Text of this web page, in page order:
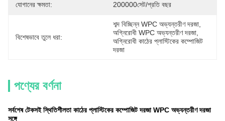
যোগানের ক্ষমতা: 200000সেট/প্রতি বছর
বিশেষভাবে তুলে ধরা:
শব্দ বিচ্ছিন্ন WPC অভ্যন্তরীণ দরজা
অগ্নিরোধী WPC অভ্যন্তরীণ দরজা
অগ্নিরোধী কাঠের প্লাস্টিকের কম্পোজিট
দরজা
পণ্যের বর্ণনা
সর্বশেষ টেকসই স্থিতিশীলতা কাঠের প্লাস্টিকের কম্পোজিট দরজা WPC অভ্যন্তরীণ দরজা
সঙ্গে